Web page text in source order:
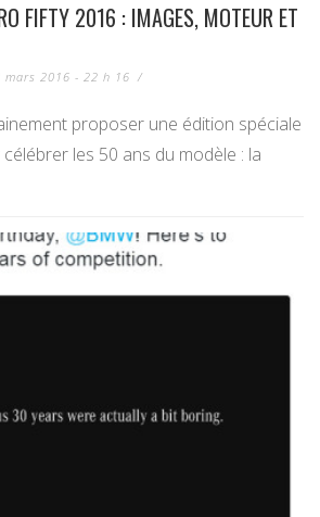
FIFTY 2016 : IMAGES, MOTEUR ET
mars 2016 - 22 h 16 /
proposer une édition spéciale
les 50 ans du modèle : la